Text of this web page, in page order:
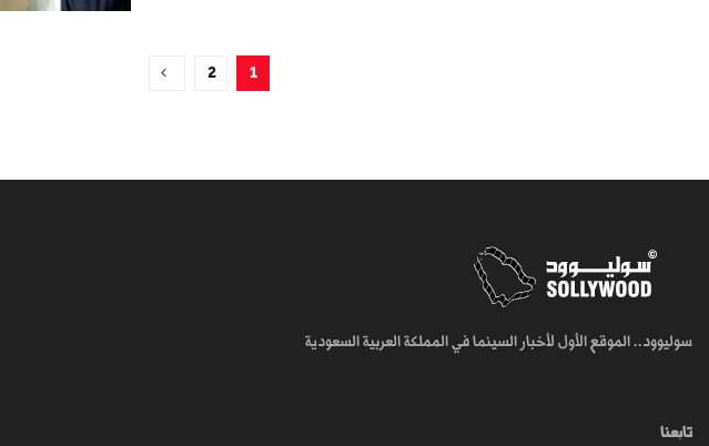
1
2
سوليوود.. الموقع الأول لأخبار السينما في المملكة العربية السعودية
تابعنا